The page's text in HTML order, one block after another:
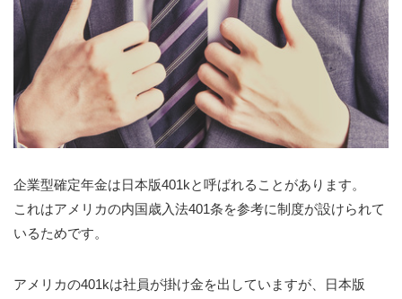
企業型確定年金は日本版401kと呼ばれることがあります。
これはアメリカの内国歳入法401条を参考に制度が設けられて
いるためです。
アメリカの401kは社員が掛け金を出していますが、日本版